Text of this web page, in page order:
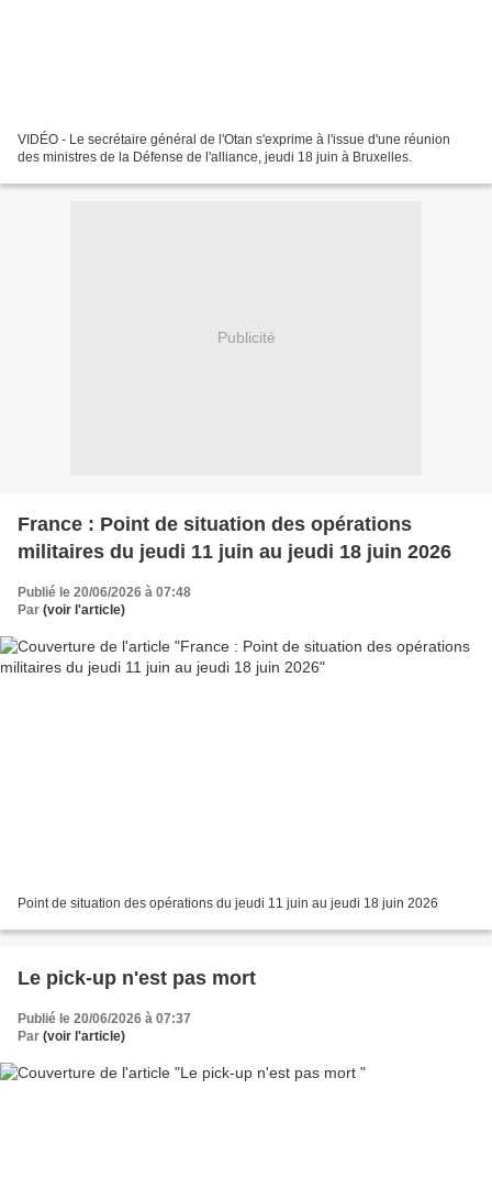
VIDÉO - Le secrétaire général de l'Otan s'exprime à l'issue d'une réunion
des ministres de la Défense de l'alliance, jeudi 18 juin à Bruxelles.
Publicité
France : Point de situation des opérations
militaires du jeudi 11 juin au jeudi 18 juin 2026
Publié le 20/06/2026 à 07:48
Par (voir l'article)
Point de situation des opérations du jeudi 11 juin au jeudi 18 juin 2026
Le pick-up n'est pas mort
Publié le 20/06/2026 à 07:37
Par (voir l'article)